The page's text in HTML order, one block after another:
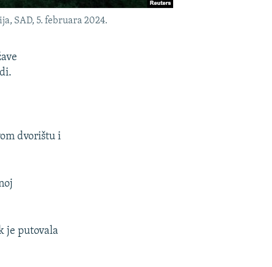
SAD, 5. februara 2024.
dvorištu i
je putovala